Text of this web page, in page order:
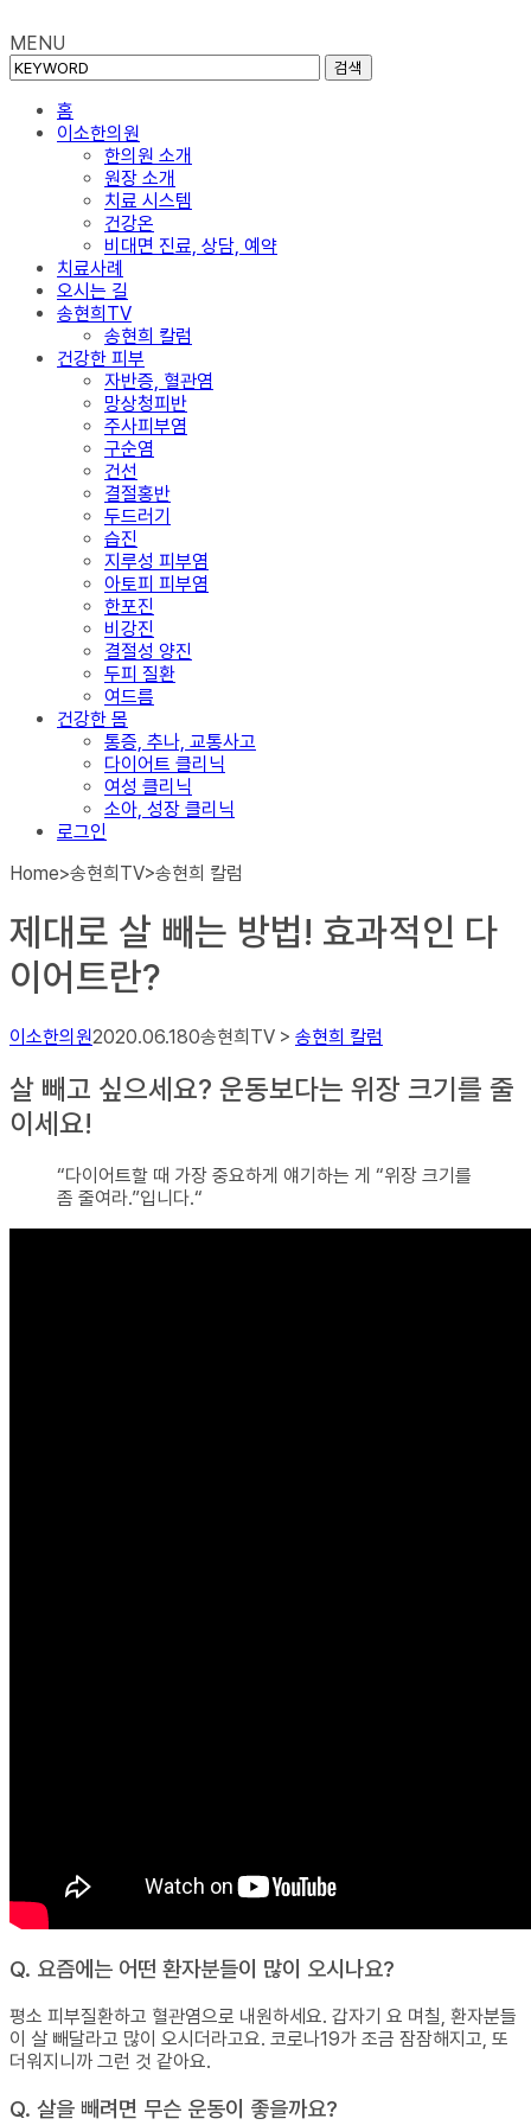
MENU
검색
홈
이소한의원
한의원 소개
원장 소개
치료 시스템
건강온
비대면 진료, 상담, 예약
치료사례
오시는 길
송현희TV
송현희 칼럼
건강한 피부
자반증, 혈관염
망상청피반
주사피부염
구순염
건선
결절홍반
두드러기
습진
지루성 피부염
아토피 피부염
한포진
비강진
결절성 양진
두피 질환
여드름
건강한 몸
통증, 추나, 교통사고
다이어트 클리닉
여성 클리닉
소아, 성장 클리닉
로그인
Home>송현희TV>송현희 칼럼
제대로 살 빼는 방법! 효과적인 다
이어트란?
이소한의원2020.06.180송현희TV > 송현희 칼럼
살 빼고 싶으세요? 운동보다는 위장 크기를 줄
이세요!
“다이어트할 때 가장 중요하게 얘기하는 게 “위장 크기를
좀 줄여라.”입니다.“
Q. 요즘에는 어떤 환자분들이 많이 오시나요?
평소 피부질환하고 혈관염으로 내원하세요. 갑자기 요 며칠, 환자분들
이 살 빼달라고 많이 오시더라고요. 코로나19가 조금 잠잠해지고, 또
더워지니까 그런 것 같아요.
Q. 살을 빼려면 무슨 운동이 좋을까요?